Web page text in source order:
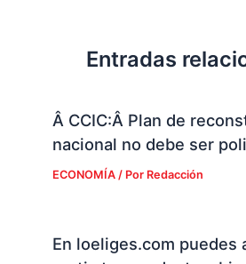
Entradas
Â CCIC:Â Plan de
nacional no debe ser
ECONOMÍA/ Por Redacción
En loeliges.com puedes